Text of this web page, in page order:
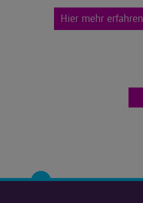
Hier mehr erfahren